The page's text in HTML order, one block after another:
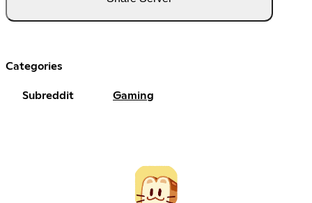
Categories
Subreddit Gaming